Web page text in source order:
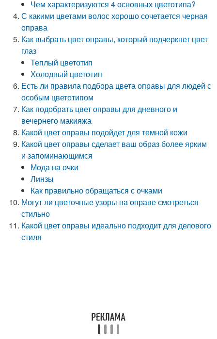
Чем характеризуются 4 основных цветотипа?
С какими цветами волос хорошо сочетается черная
оправа
Как выбрать цвет оправы, который подчеркнет цвет
глаз
Теплый цветотип
Холодный цветотип
Есть ли правила подбора цвета оправы для людей с
особым цветотипом
Как подобрать цвет оправы для дневного и
вечернего макияжа
Какой цвет оправы подойдет для темной кожи
Какой цвет оправы сделает ваш образ более ярким
и запоминающимся
Мода на очки
Линзы
Как правильно обращаться с очками
Могут ли цветочные узоры на оправе смотреться
стильно
Какой цвет оправы идеально подходит для делового
стиля